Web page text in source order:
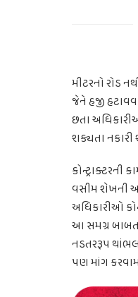
મીટરનો રોડ
જેને હજી
છતા
શક્યતા નકારી
વસીમ શેખની
અધિકારીઓ
આ સમગ્ર બાબત
નડતરરૂપ
પણ માંગ